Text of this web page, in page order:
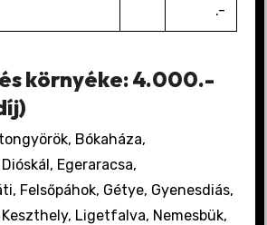
.-
környéke: 4.000.-
Bókaháza,
Egeraracsa,
Felsőpáhok, Gétye, Gyenesdiás,
Ligetfalva, Nemesbük,